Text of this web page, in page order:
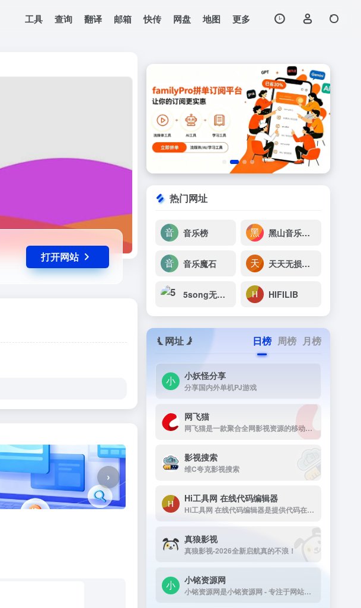
工具 查询 翻译 邮箱 快传 网盘 地图 更多
打开网站
›
热门网址
音乐榜 黑山音乐免费无损音乐下载
音乐魔石 天天无损音乐
5song无损音乐网 HIFILIB
网址 日榜 周榜 月榜
小妖怪分享
分享国内外单机PJ游戏
网飞猫
网飞猫是一款聚合全网影视资源的移动端播放应用，主打免费、高画...
影视搜索
维C夸克影视搜索
Hi工具网 在线代码编辑器
Hi工具网 在线代码编辑器是提供代码在线运行工具
真狼影视
真狼影视-2026全新启航真的不浪！
小铭资源网
小铭资源网是小铭资源网 - 专注于网站源码...